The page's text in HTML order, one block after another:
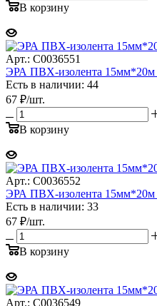
В корзину
Арт.: C0036551
ЭРА ПВХ-изолента 15мм*20м
Есть в наличии: 44
67 ₽/шт.
В корзину
Арт.: C0036552
ЭРА ПВХ-изолента 15мм*20м
Есть в наличии: 33
67 ₽/шт.
В корзину
Арт.: C0036549